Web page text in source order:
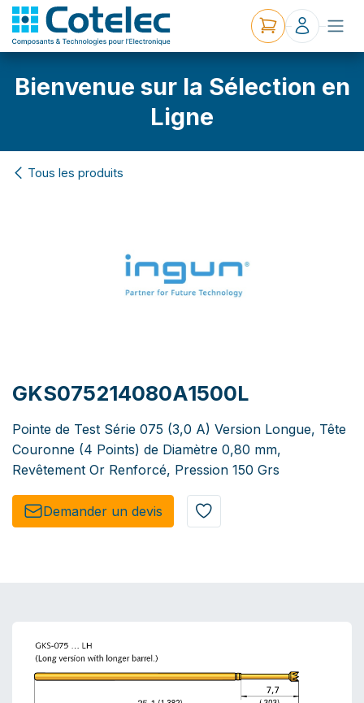
Bienvenue sur la Sélection en
Ligne
Tous les produits
GKS075214080A1500L
Pointe de Test Série 075 (3,0 A) Version Longue, Tête
Couronne (4 Points) de Diamètre 0,80 mm,
Revêtement Or Renforcé, Pression 150 Grs
Demander un de​​vis​​